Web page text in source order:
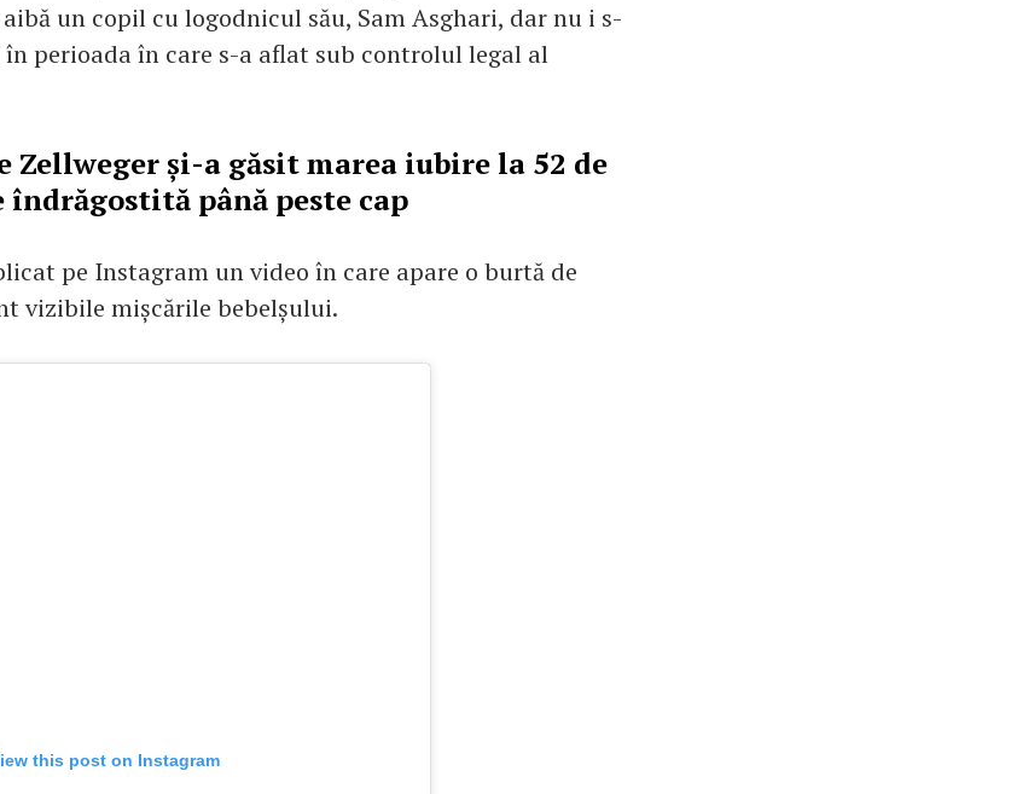
aibă un copil cu logodnicul său, Sam Asghari, dar nu i s-
perioada în care s-a aflat sub controlul legal al
Zellweger și-a găsit marea iubire la 52 de
până peste cap
pe Instagram un video în care apare o burtă de
vizibile mișcările bebelșului.
this post on Instagram